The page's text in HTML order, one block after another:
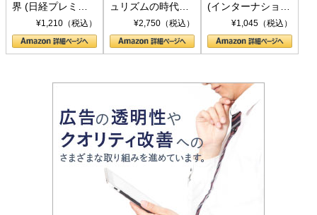
界 (日経プレミア
シリーズ)¥1,210（税込）
ュリズムの時代：
〈ヤヌス〉の二つ
の顔
¥2,750（税込）
(インターナショナ
ル新書)¥1,045（税込）